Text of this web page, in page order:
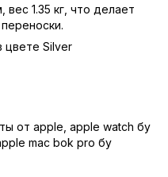
вес 1.35 кг, что делает
цвете Silver
от apple apple watch бу
mac bok pro бу